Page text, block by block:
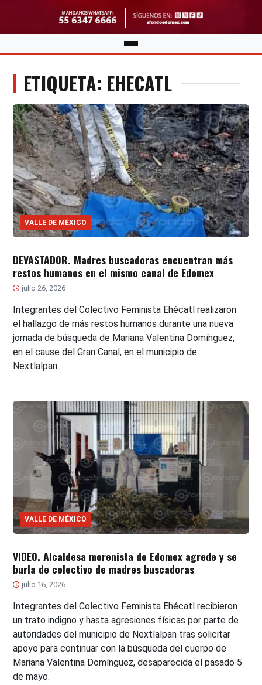
ETIQUETA: EHECATL
VALLE DE MÉXICO
DEVASTADOR. Madres buscadoras encuentran más
restos humanos en el mismo canal de Edomex
julio 26, 2026
Integrantes del Colectivo Feminista Ehécatl realizaron
el hallazgo de más restos humanos durante una nueva
jornada de búsqueda de Mariana Valentina Domínguez,
en el cause del Gran Canal, en el municipio de
Nextlalpan.
VALLE DE MÉXICO
VIDEO. Alcaldesa morenista de Edomex agrede y se
burla de colectivo de madres buscadoras
julio 16, 2026
Integrantes del Colectivo Feminista Ehécatl recibieron
un trato indigno y hasta agresiones físicas por parte de
autoridades del municipio de Nextlalpan tras solicitar
apoyo para continuar con la búsqueda del cuerpo de
Mariana Valentina Domínguez, desaparecida el pasado 5
de mayo.